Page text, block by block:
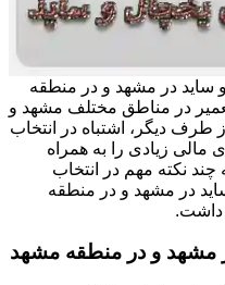
ساید در مشهد و در منطقه
در مناطق مختلف مشهد و
دیگر، اشتباه در انتخاب
مالی زیادی را به همراه
چند نکته مهم در انتخاب
در مشهد و در منطقه
داشت.
مشهد و در منطقه مشهد